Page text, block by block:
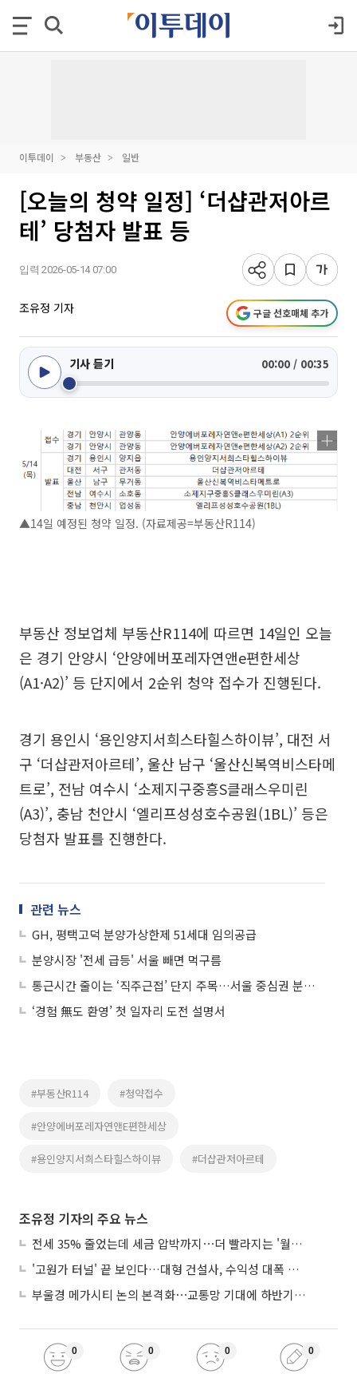
이투데이 부동산 일반
[오늘의 청약 일정] ‘더샵관저아르
테’ 당첨자 발표 등
입력 2026-05-14 07:00
조유정 기자 구글 선호매체 추가
기사 듣기 00:00 / 00:35
▲14일 예정된 청약 일정. (자료제공=부동산R114)
부동산 정보업체 부동산R114에 따르면 14일인 오늘
은 경기 안양시 ‘안양에버포레자연앤e편한세상
(A1·A2)’ 등 단지에서 2순위 청약 접수가 진행된다.
경기 용인시 ‘용인양지서희스타힐스하이뷰’, 대전 서
구 ‘더샵관저아르테’, 울산 남구 ‘울산신복역비스타메
트로’, 전남 여수시 ‘소제지구중흥S클래스우미린
(A3)’, 충남 천안시 ‘엘리프성성호수공원(1BL)’ 등은
당첨자 발표를 진행한다.
관련 뉴스
GH, 평택고덕 분양가상한제 51세대 임의공급
분양시장 '전세 급등' 서울 빼면 먹구름
통근시간 줄이는 ‘직주근접’ 단지 주목…서울 중심권 분양 관심
‘경험 無도 환영’ 첫 일자리 도전 설명서
#부동산R114 #청약접수
#안양에버포레자연앤E편한세상
#용인양지서희스타힐스하이뷰 #더샵관저아르테
조유정 기자의 주요 뉴스
전세 35% 줄었는데 세금 압박까지⋯더 빨라지는 '월세화'
'고원가 터널' 끝 보인다…대형 건설사, 수익성 대폭 개선
부울경 메가시티 논의 본격화⋯교통망 기대에 하반기 분양시장 '주목'
0 0 0 0